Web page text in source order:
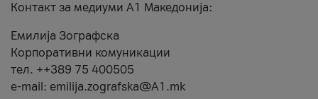
Контакт за медиуми А1 Македонија:
Емилија Зографска
Корпоративни комуникации
тел. ++389 75 400505
e-mail: emilija.zografska@A1.mk